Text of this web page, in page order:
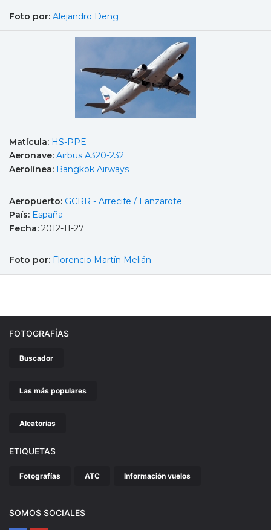
Foto por: Alejandro Deng
Matícula: HS-PPE
Aeronave: Airbus A320-232
Aerolínea: Bangkok Airways
Aeropuerto: GCRR - Arrecife / Lanzarote
País: España
Fecha: 2012-11-27
Foto por: Florencio Martín Melián
FOTOGRAFÍAS
Buscador
Las más populares
Aleatorias
ETIQUETAS
Fotografías ATC Información vuelos
SOMOS SOCIALES